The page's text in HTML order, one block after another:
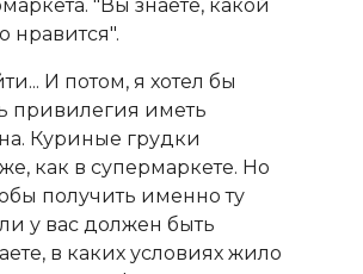
"Вы знаете, какой
нравится".
И потом, я хотел бы
привилегия иметь
Куриные грудки
как в супермаркете. Но
получить именно ту
у вас должен быть
в каких условиях жило